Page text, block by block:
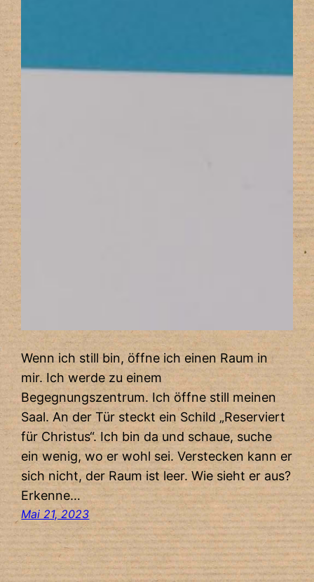
Wenn ich still bin, öffne ich einen Raum in
mir. Ich werde zu einem
Begegnungszentrum. Ich öffne still meinen
Saal. An der Tür steckt ein Schild „Reserviert
für Christus“. Ich bin da und schaue, suche
ein wenig, wo er wohl sei. Verstecken kann er
sich nicht, der Raum ist leer. Wie sieht er aus?
Erkenne…
Mai 21, 2023